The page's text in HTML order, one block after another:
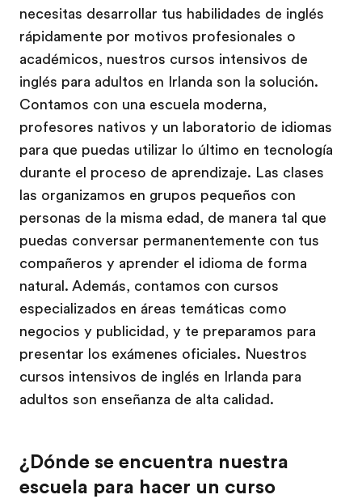
necesitas desarrollar tus habilidades de inglés
rápidamente por motivos profesionales o
académicos, nuestros cursos intensivos de
inglés para adultos en Irlanda son la solución.
Contamos con una escuela moderna,
profesores nativos y un laboratorio de idiomas
para que puedas utilizar lo último en tecnología
durante el proceso de aprendizaje. Las clases
las organizamos en grupos pequeños con
personas de la misma edad, de manera tal que
puedas conversar permanentemente con tus
compañeros y aprender el idioma de forma
natural. Además, contamos con cursos
especializados en áreas temáticas como
negocios y publicidad, y te preparamos para
presentar los exámenes oficiales. Nuestros
cursos intensivos de inglés en Irlanda para
adultos son enseñanza de alta calidad.
¿Dónde se encuentra nuestra
escuela para hacer un curso